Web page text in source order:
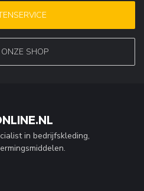
ONZE SHOP
in bedrijfskleding,